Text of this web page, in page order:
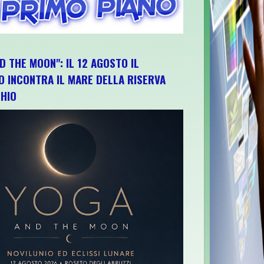
THE MOON": IL 12 AGOSTO IL
INCONTRA IL MARE DELLA RISERVA